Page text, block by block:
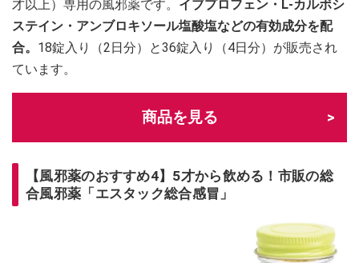
才以上）専用の風邪薬です。 イブプロフェン・L-カルボシ
ステイン・アンブロキソール塩酸塩などの有効成分を配
合。 18錠入り（2日分）と36錠入り（4日分）が販売され
ています。
商品を見る
【風邪薬のおすすめ4】5才から飲める！市販の総
合風邪薬「エスタック総合感冒」